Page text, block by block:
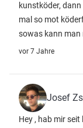
kunstköder,
mal so mot
sowas kann man
vor 7 Jahre
Josef
Hey , hab mir